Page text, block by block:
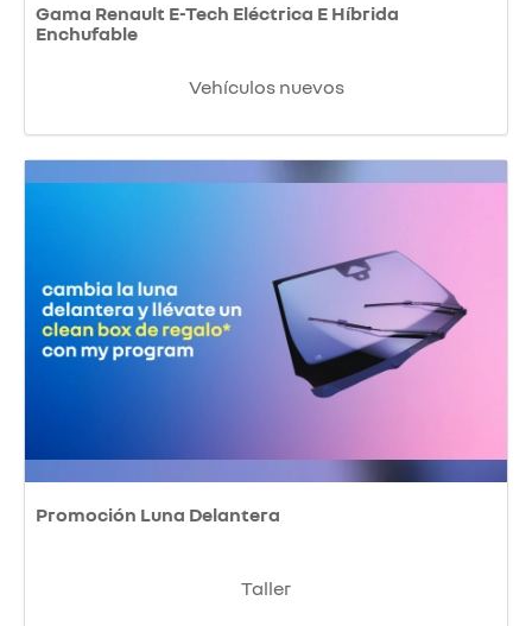
Gama Renault E-Tech Eléctrica E Híbrida
Enchufable
Vehículos nuevos
Promoción Luna Delantera
Taller